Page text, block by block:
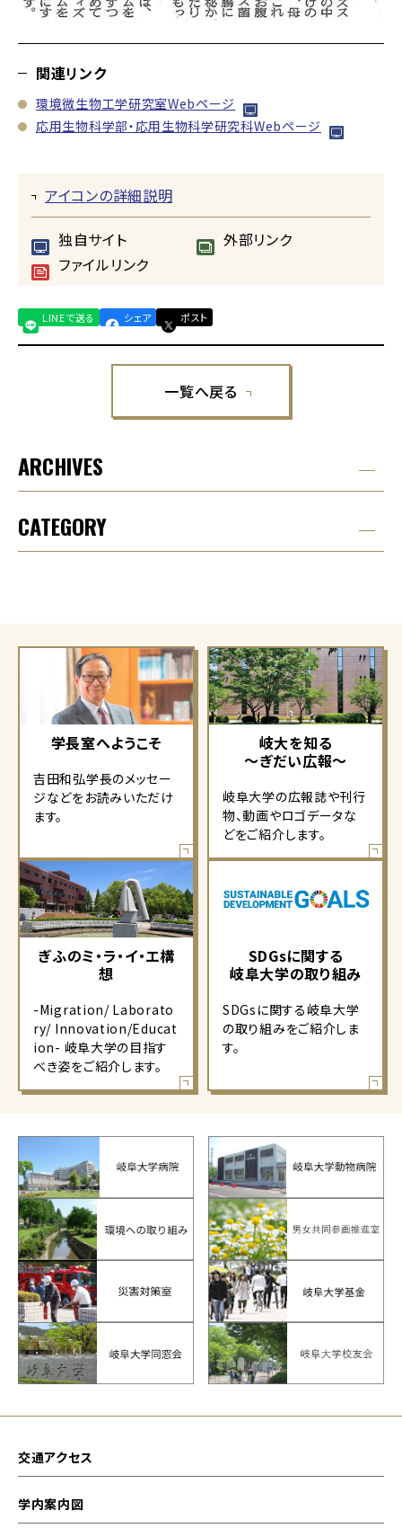
関連リンク
環境微生物工学研究室Webページ
応用生物科学部・応用生物科学研究科Webページ
アイコンの詳細説明
独自サイト
外部リンク
ファイルリンク
LINEで送る シェア ポスト
一覧へ戻る
ARCHIVES
CATEGORY
学長室へようこそ
吉田和弘学長のメッセー
ジなどをお読みいただけ
ます。
岐大を知る
～ぎだい広報～
岐阜大学の広報誌や刊行
物、動画やロゴデータな
どをご紹介します。
ぎふのミ・ラ・イ・エ構
想
-Migration/ Laborato
ry/ Innovation/Educat
ion- 岐阜大学の目指す
べき姿をご紹介します。
SDGsに関する
岐阜大学の取り組み
SDGsに関する岐阜大学
の取り組みをご紹介しま
す。
交通アクセス
学内案内図